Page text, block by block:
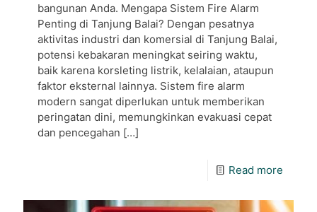
bangunan Anda. Mengapa Sistem Fire Alarm
Penting di Tanjung Balai? Dengan pesatnya
aktivitas industri dan komersial di Tanjung Balai,
potensi kebakaran meningkat seiring waktu,
baik karena korsleting listrik, kelalaian, ataupun
faktor eksternal lainnya. Sistem fire alarm
modern sangat diperlukan untuk memberikan
peringatan dini, memungkinkan evakuasi cepat
dan pencegahan […]
Read more